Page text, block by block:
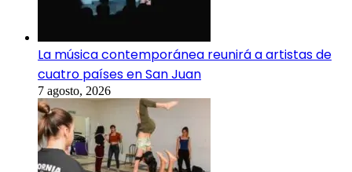
La música contemporánea reunirá a artistas de
cuatro países en San Juan
7 agosto, 2026